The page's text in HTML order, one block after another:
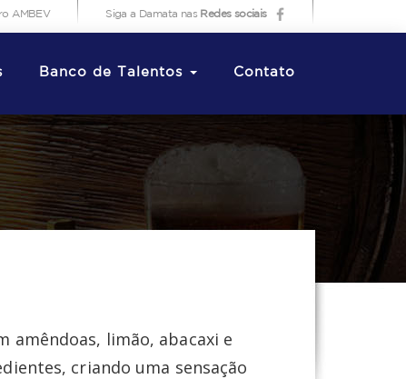
AMBEV Siga a Damata nas Redes sociais
Banco de Talentos Contato
amêndoas, limão, abacaxi e
criando uma sensação